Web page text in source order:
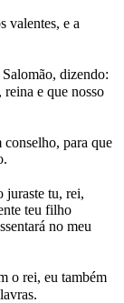
valentes, e a
dizendo:
e que nosso
para que
juraste tu, rei,
teu filho
no meu
o rei, eu também